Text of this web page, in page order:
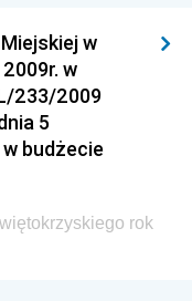
Polskiego
Policji
i Polityki
Budownictwa
w
w
233/2009
5
budżecie
rok